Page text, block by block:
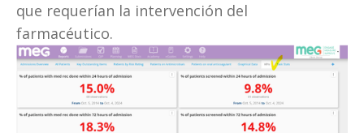
que requerían la intervención del
farmacéutico.